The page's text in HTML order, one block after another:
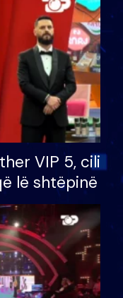
VIP 5, cili
lë shtëpinë